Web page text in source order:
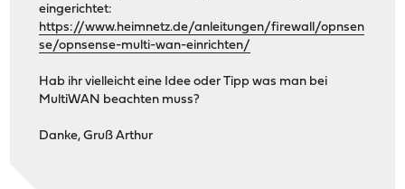
eingerichtet:
https://www.heimnetz.de/anleitungen/firewall/opnsen
se/opnsense-multi-wan-einrichten/
Hab ihr vielleicht eine Idee oder Tipp was man bei
MultiWAN beachten muss?
Danke, Gruß Arthur